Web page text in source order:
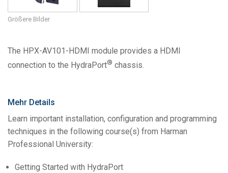
Größere Bilder
The HPX-AV101-HDMI module provides a HDMI
connection to the HydraPort® chassis.
Mehr Details
Learn important installation, configuration and programming
techniques in the following course(s) from Harman
Professional University:
Getting Started with HydraPort